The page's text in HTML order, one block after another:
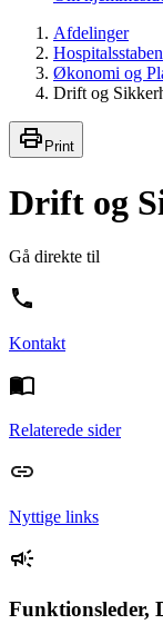
Afdelinger
Hospitalsstaben
Økonomi og
Drift og
Print
Drift og
Gå direkte til
Kontakt
Relaterede sider
Nyttige links
Funktionsleder,